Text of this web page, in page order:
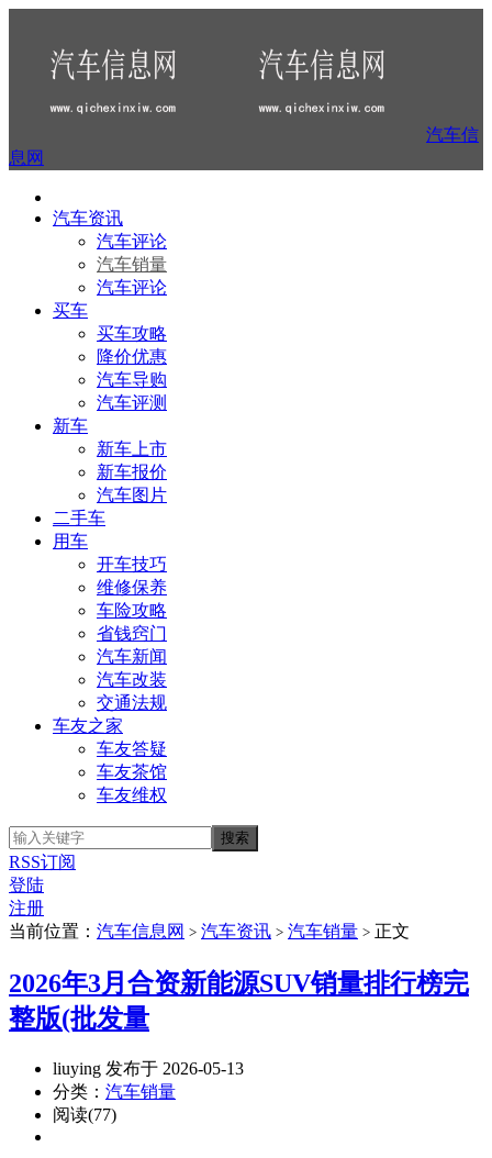
汽车信
息网
汽车资讯
汽车评论
汽车销量
汽车评论
买车
买车攻略
降价优惠
汽车导购
汽车评测
新车
新车上市
新车报价
汽车图片
二手车
用车
开车技巧
维修保养
车险攻略
省钱窍门
汽车新闻
汽车改装
交通法规
车友之家
车友答疑
车友茶馆
车友维权
RSS订阅
登陆
注册
当前位置： 汽车信息网 > 汽车资讯 > 汽车销量 > 正文
2026年3月合资新能源SUV销量排行榜完
整版(批发量
liuying 发布于 2026-05-13
分类： 汽车销量
阅读(77)